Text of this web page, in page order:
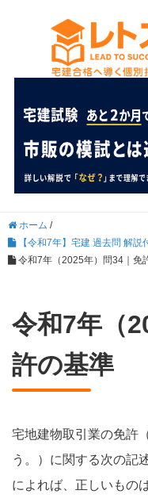
ホーム /
【令和7年】宅建 過去問 解
令和7年（2025年）問34｜免
令和7年（
許の基準
宅地建物取引業の免許
う。）に関する次の記
によれば、正しいもの